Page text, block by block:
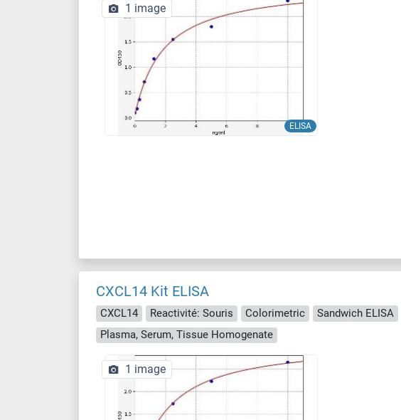
ELISA
1 image
CXCL14 Kit ELISA
CXCL14 Reactivité: Souris Colorimetric Sandwich ELISA
Plasma, Serum, Tissue Homogenate
1 image